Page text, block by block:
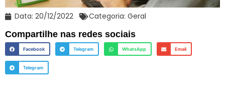
Data: 20/12/2022 Categoria: Geral
Compartilhe nas redes sociais
Facebook Telegram WhatsApp Email
Telegram